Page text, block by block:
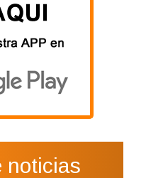
noticias